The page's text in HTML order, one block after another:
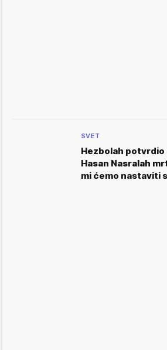
SVET
Hezbolah potvrdio
Hasan Nasralah
mi ćemo nastaviti